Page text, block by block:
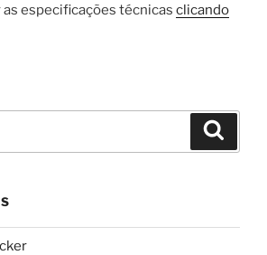
especificações técnicas clicando